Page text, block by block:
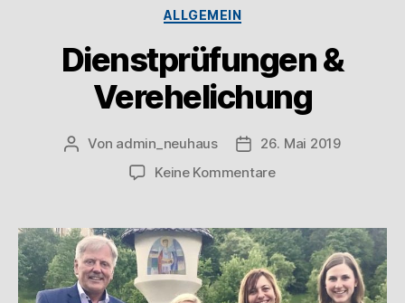
ALLGEMEIN
Dienstprüfungen &
Verehelichung
Von admin_neuhaus
26. Mai 2019
Keine Kommentare